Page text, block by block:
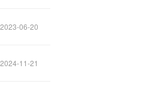
2023-06-20
2024-11-21